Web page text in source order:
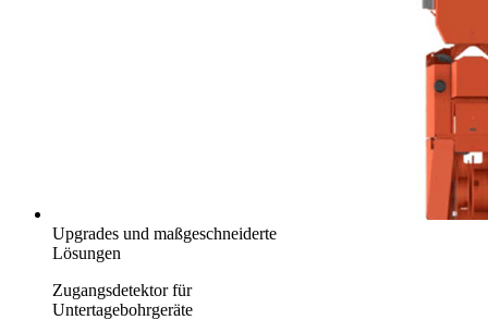
Upgrades und maßgeschneiderte
Lösungen
Zugangsdetektor für
Untertagebohrgeräte